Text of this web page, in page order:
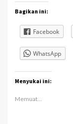
Bagikan ini:
Facebook
WhatsApp
Menyukai ini:
Memuat...